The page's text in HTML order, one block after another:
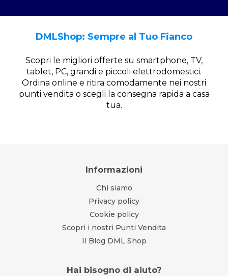
DMLShop: Sempre al Tuo Fianco
Scopri le migliori offerte su smartphone, TV,
tablet, PC, grandi e piccoli elettrodomestici.
Ordina online e ritira comodamente nei nostri
punti vendita o scegli la consegna rapida a casa
tua.
Informazioni
Chi siamo
Privacy policy
Cookie policy
Scopri i nostri Punti Vendita
Il Blog DML Shop
Hai bisogno di aiuto?